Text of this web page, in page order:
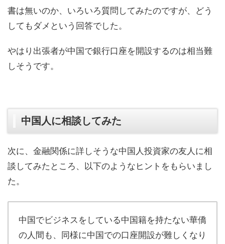
書は無いのか、いろいろ質問してみたのですが、どう
してもダメという回答でした。
やはり出張者が中国で銀行口座を開設するのは相当難
しそうです。
中国人に相談してみた
次に、金融関係に詳しそうな中国人投資家の友人に相
談してみたところ、以下のようなヒントをもらいまし
た。
中国でビジネスをしている中国籍を持たない華僑
の人間も、同様に中国での口座開設が難しくなり